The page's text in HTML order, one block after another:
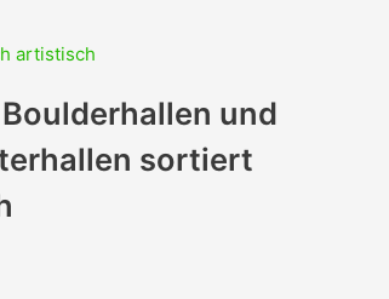
artistisch
und
sortiert